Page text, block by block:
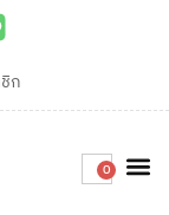
ก
0